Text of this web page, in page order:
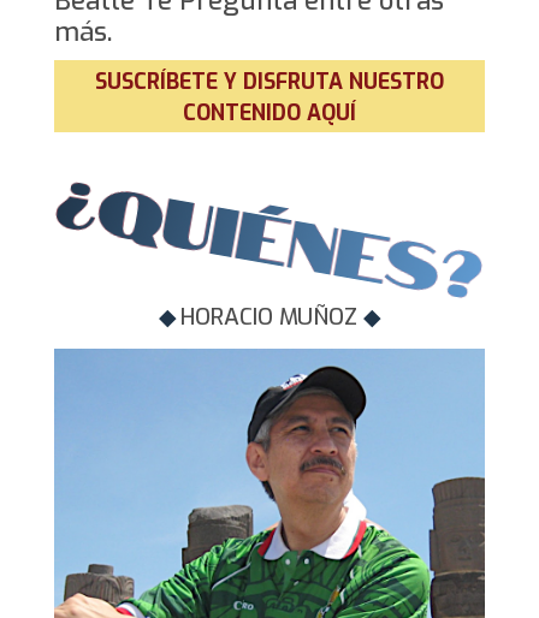
más.
SUSCRÍBETE Y DISFRUTA NUESTRO
CONTENIDO AQUÍ
◆HORACIO MUÑOZ◆